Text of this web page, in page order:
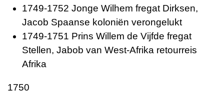
1749-1752 Jonge Wilhem fregat Dirksen,
Jacob Spaanse koloniën verongelukt
1749-1751 Prins Willem de Vijfde fregat
Stellen, Jabob van West-Afrika retourreis
Afrika
1750